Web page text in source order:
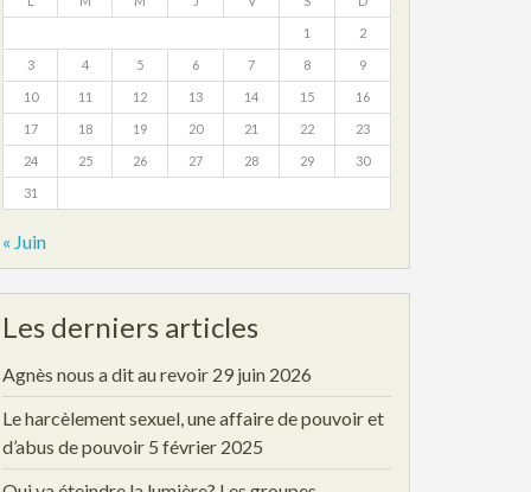
1 2
3 4 5 6 7 8 9
10 11 12 13 14 15 16
17 18 19 20 21 22 23
24 25 26 27 28 29 30
31
« Juin
Les derniers articles
Agnès nous a dit au revoir 29 juin 2026
Le harcèlement sexuel, une affaire de pouvoir et
d’abus de pouvoir 5 février 2025